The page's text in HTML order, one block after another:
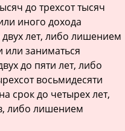
до трехсот тысяч
иного дохода
лет, либо лишением
или заниматься
до пяти лет, либо
восьмидесяти
срок до четырех лет,
либо лишением